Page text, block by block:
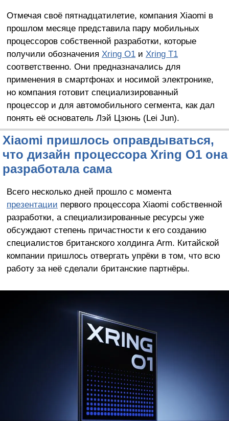
Отмечая своё пятнадцатилетие, компания Xiaomi в
прошлом месяце представила пару мобильных
процессоров собственной разработки, которые
получили обозначения Xring O1и Xring T1
соответственно. Они предназначались для
применения в смартфонах и носимой электронике,
но компания готовит специализированный
процессор и для автомобильного сегмента, как дал
понять её основатель Лэй Цзюнь (Lei Jun).
Xiaomi пришлось оправдываться,
что дизайн процессора Xring O1 она
разработала сама
Всего несколько дней прошло с момента
презентации первого процессора Xiaomi собственной
разработки, а специализированные ресурсы уже
обсуждают степень причастности к его созданию
специалистов британского холдинга Arm. Китайской
компании пришлось отвергать упрёки в том, что всю
работу за неё сделали британские партнёры.